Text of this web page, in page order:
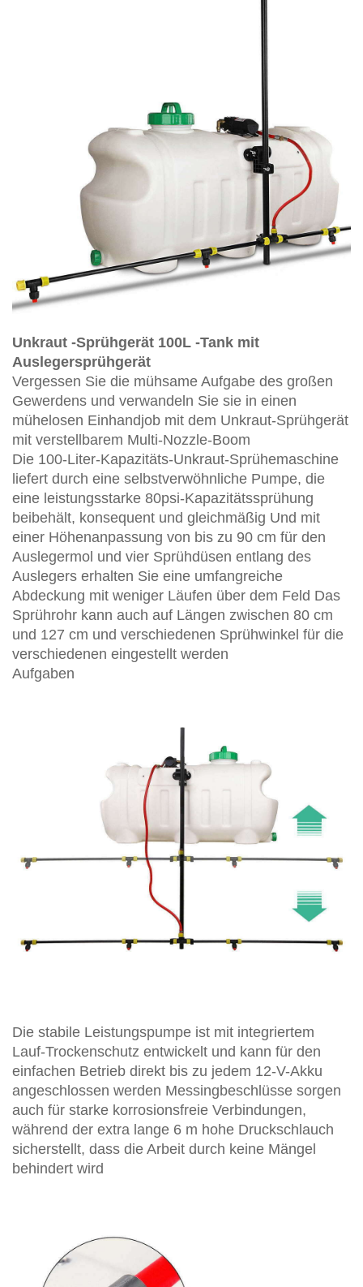
Unkraut -Sprühgerät 100L -Tank mit
Auslegersprühgerät
Vergessen Sie die mühsame Aufgabe des großen
Gewerdens und verwandeln Sie sie in einen
mühelosen Einhandjob mit dem Unkraut-Sprühgerät
mit verstellbarem Multi-Nozzle-Boom
Die 100-Liter-Kapazitäts-Unkraut-Sprühemaschine
liefert durch eine selbstverwöhnliche Pumpe, die
eine leistungsstarke 80psi-Kapazitätssprühung
beibehält, konsequent und gleichmäßig Und mit
einer Höhenanpassung von bis zu 90 cm für den
Auslegermol und vier Sprühdüsen entlang des
Auslegers erhalten Sie eine umfangreiche
Abdeckung mit weniger Läufen über dem Feld Das
Sprührohr kann auch auf Längen zwischen 80 cm
und 127 cm und verschiedenen Sprühwinkel für die
verschiedenen eingestellt werden
Aufgaben
Die stabile Leistungspumpe ist mit integriertem
Lauf-Trockenschutz entwickelt und kann für den
einfachen Betrieb direkt bis zu jedem 12-V-Akku
angeschlossen werden Messingbeschlüsse sorgen
auch für starke korrosionsfreie Verbindungen,
während der extra lange 6 m hohe Druckschlauch
sicherstellt, dass die Arbeit durch keine Mängel
behindert wird